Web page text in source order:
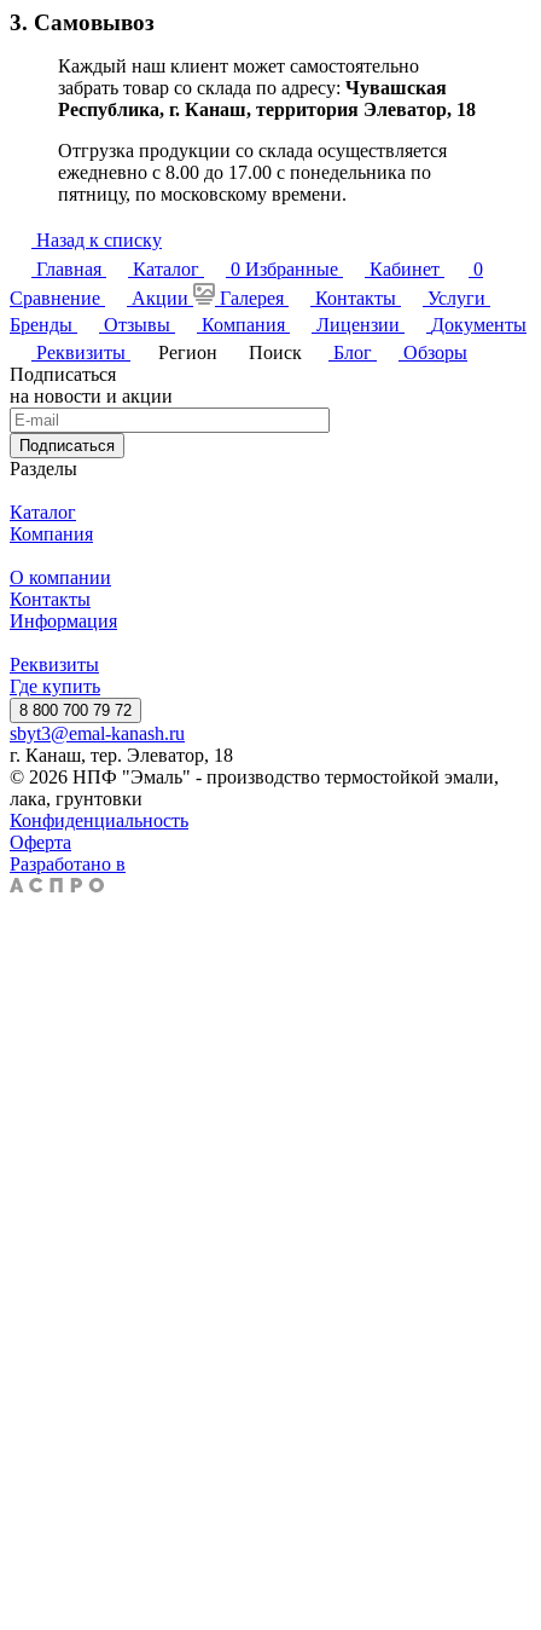
3. Самовывоз
Каждый наш клиент может самостоятельно
забрать товар со склада по адресу: Чувашская
Республика, г. Канаш, территория Элеватор, 18
Отгрузка продукции со склада осуществляется
ежедневно с 8.00 до 17.00 с понедельника по
пятницу, по московскому времени.
Назад к списку
Главная
Каталог 0 Избранные Кабинет
0
Сравнение
Акции Галерея Контакты
Услуги
Бренды
Отзывы Компания Лицензии
Документы
Реквизиты
Регион Поиск Блог
Обзоры
Подписаться
на новости и акции
Подписаться
Разделы
Каталог
Компания
О компании
Контакты
Информация
Реквизиты
Где купить
8 800 700 79 72
sbyt3@emal-kanash.ru
г. Канаш, тер. Элеватор, 18
© 2026 НПФ "Эмаль" - производство термостойкой эмали,
лака, грунтовки
Конфиденциальность
Оферта
Разработано в